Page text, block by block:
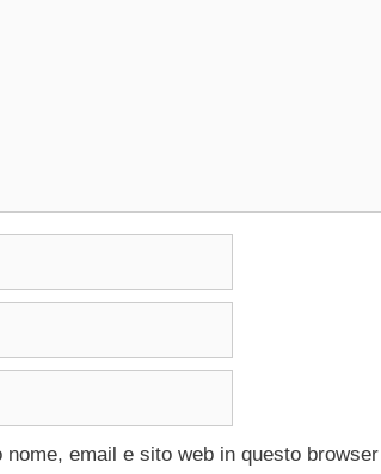
nome, email e sito web in questo